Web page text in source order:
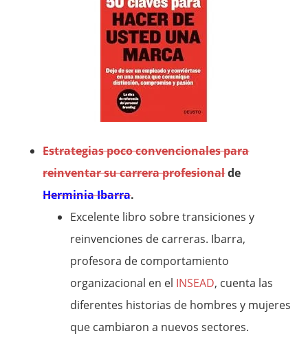
Estrategias poco convencionales para
reinventar su carrera profesionalde
Herminia Ibarra.
Excelente libro sobre transiciones y
reinvenciones de carreras. Ibarra,
profesora de comportamiento
organizacional en el INSEAD, cuenta las
diferentes historias de hombres y mujeres
que cambiaron a nuevos sectores.